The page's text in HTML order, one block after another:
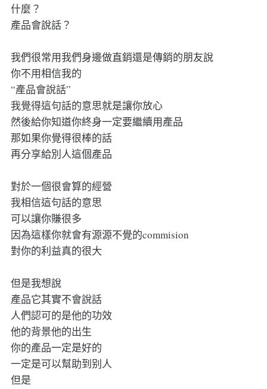
什麼？
產品會說話？
我們很常用我們身邊做直銷還是傳銷的朋友說
你不用相信我的
“產品會說話”
我覺得這句話的意思就是讓你放心
然後給你知道你終身一定要繼續用產品
那如果你覺得很棒的話
再分享給別人這個產品
對於一個很會算的經營
我相信這句話的意思
可以讓你賺很多
因為這樣你就會有源源不覺的commision
對你的利益真的很大
但是我想說
產品它其實不會說話
人們認可的是他的功效
他的背景他的出生
你的產品一定是好的
一定是可以幫助到别人
但是